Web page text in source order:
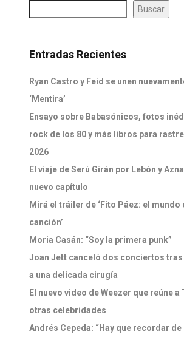
Buscar
Entradas Recientes
Ryan Castro y Feid se unen
‘Mentira’
Ensayo sobre Babasónicos, fotos
rock de los 80 y más libros para
2026
El viaje de Serú Girán por Lebón y
nuevo capítulo
Mirá el tráiler de ‘Fito Páez: el mundo
canción’
Moria Casán: “Soy la primera punk”
Joan Jett canceló dos conciertos
a una delicada cirugía
El nuevo video de Weezer que reúne a
otras celebridades
Andrés Cepeda: “Hay que recordar